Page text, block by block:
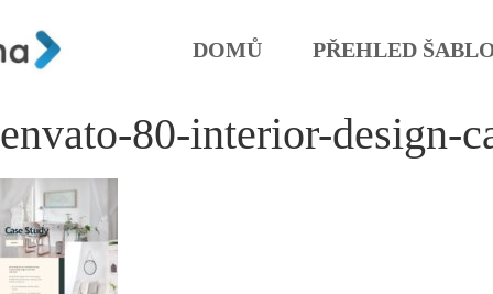
DOMŮ PŘEHLED
envato-80-interior-design-